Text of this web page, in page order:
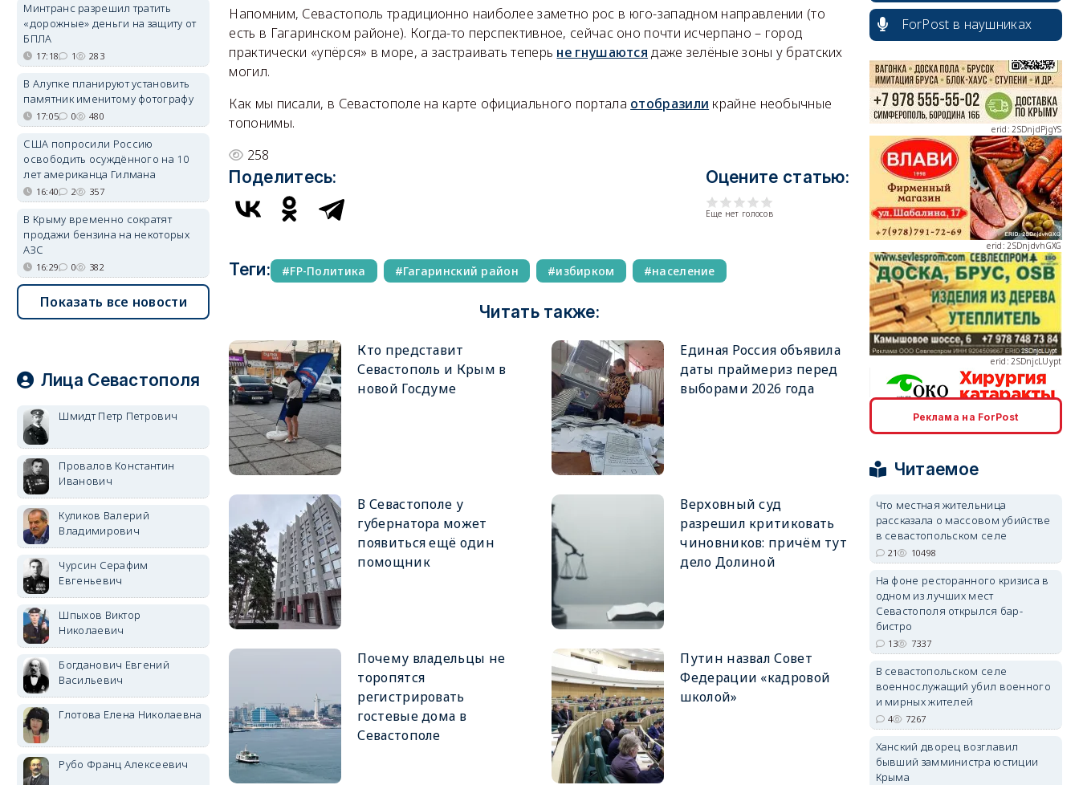
Напомним, Севастополь традиционно наиболее заметно рос в юго-западном направлении (то
есть в Гагаринском районе). Когда-то перспективное, сейчас оно почти исчерпано – город
практически «упёрся» в море, а застраивать теперь не гнушаются даже зелёные зоны у братских
могил.
Как мы писали, в Севастополе на карте официального портала отобразили крайне необычные
топонимы.
258
Поделитесь: Оцените статью:
Еще нет голосов
Теги: FP-Политика Гагаринский район избирком население
Читать также:
Кто представит
Севастополь и Крым в
новой Госдуме
Единая Россия объявила
даты праймериз перед
выборами 2026 года
В Севастополе у
губернатора может
появиться ещё один
помощник
Верховный суд
разрешил критиковать
чиновников: причём тут
дело Долиной
Почему владельцы не
торопятся
регистрировать
гостевые дома в
Севастополе
Путин назвал Совет
Федерации «кадровой
школой»
Минтранс разрешил тратить
«дорожные» деньги на защиту от
БПЛА
17:18 1 283
В Алупке планируют установить
памятник именитому фотографу
17:05 0 480
США попросили Россию
освободить осуждённого на 10
лет американца Гилмана
16:40 2 357
В Крыму временно сократят
продажи бензина на некоторых
АЗС
16:29 0 382
Показать все новости
Лица Севастополя
Шмидт Петр Петрович
Провалов Константин
Иванович
Куликов Валерий
Владимирович
Чурсин Серафим
Евгеньевич
Шпыхов Виктор
Николаевич
Богданович Евгений
Васильевич
Глотова Елена Николаевна
Рубо Франц Алексеевич
ForPost в наушниках
erid: 2SDnjdPjgYS
erid: 2SDnjdvhGXG
erid: 2SDnjcLUypt
erid: 2SDnjcrDNw6
erid: 2SDnjdPjgYS
Реклама на ForPost
Читаемое
Что местная жительница
рассказала о массовом убийстве
в севастопольском селе
21 10498
На фоне ресторанного кризиса в
одном из лучших мест
Севастополя открылся бар-
бистро
13 7337
В севастопольском селе
военнослужащий убил военного
и мирных жителей
4 7267
Ханский дворец возглавил
бывший замминистра юстиции
Крыма